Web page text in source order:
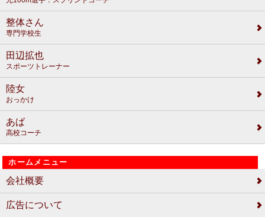
整体さん
専門学校生
田辺拡也
スポーツトレーナー
陸女
おっかけ
あば
高校コーチ
ホームメニュー
会社概要
広告について